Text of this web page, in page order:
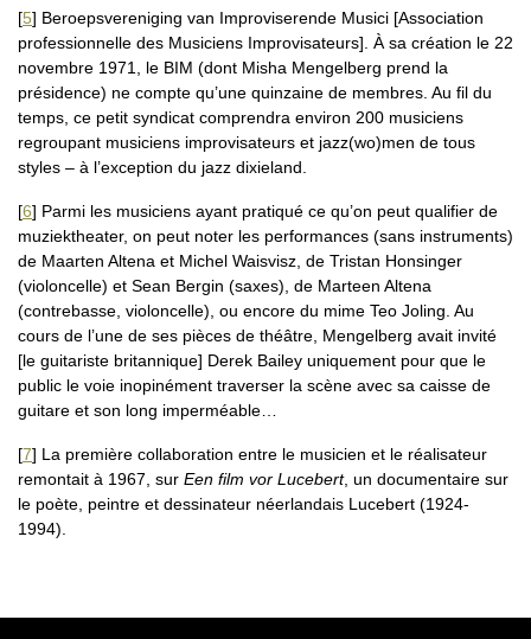
[5] Beroepsvereniging van Improviserende Musici [Association
professionnelle des Musiciens Improvisateurs]. À sa création le 22
novembre 1971, le BIM (dont Misha Mengelberg prend la
présidence) ne compte qu’une quinzaine de membres. Au fil du
temps, ce petit syndicat comprendra environ 200 musiciens
regroupant musiciens improvisateurs et jazz(wo)men de tous
styles – à l’exception du jazz dixieland.
[6] Parmi les musiciens ayant pratiqué ce qu’on peut qualifier de
muziektheater, on peut noter les performances (sans instruments)
de Maarten Altena et Michel Waisvisz, de Tristan Honsinger
(violoncelle) et Sean Bergin (saxes), de Marteen Altena
(contrebasse, violoncelle), ou encore du mime Teo Joling. Au
cours de l’une de ses pièces de théâtre, Mengelberg avait invité
[le guitariste britannique] Derek Bailey uniquement pour que le
public le voie inopinément traverser la scène avec sa caisse de
guitare et son long imperméable…
[7] La première collaboration entre le musicien et le réalisateur
remontait à 1967, sur Een film vor Lucebert, un documentaire sur
le poète, peintre et dessinateur néerlandais Lucebert (1924-
1994).